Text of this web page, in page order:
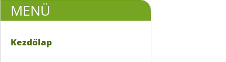
MENÜ
Kezdőlap